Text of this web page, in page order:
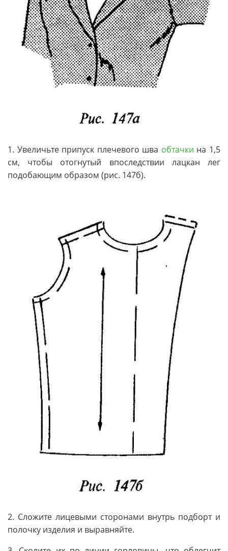
1. Увеличьте припуск плечевого шва обтачки на 1,5
см, чтобы отогнутый впоследствии лацкан лег
подобающим образом (рис. 147б).
2. Сложите лицевыми сторонами внутрь подборт и
полочку изделия и выравняйте.